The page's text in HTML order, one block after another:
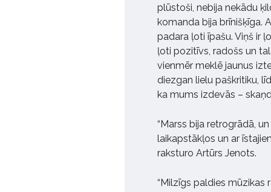
plūstoši, nebija nekādu
komanda bija brīnišķīga.
padara ļoti īpašu. Viņš ir
ļoti pozitīvs, radošs un
vienmēr meklē jaunus
diezgan lielu paškritiku,
ka mums izdevās –
“Marss bija retrogrādā,
laikapstākļos un ar
raksturo Artūrs Jenots.
“Milzīgs paldies mūzikas